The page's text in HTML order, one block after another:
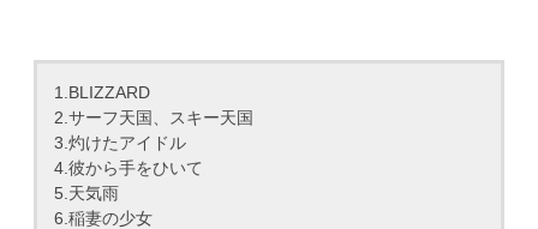
1.BLIZZARD
2.サーフ天国、スキー天国
3.灼けたアイドル
4.彼から手をひいて
5.天気雨
6.稲妻の少女